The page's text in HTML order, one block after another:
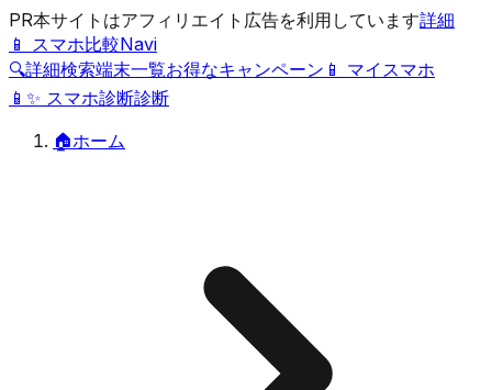
PR本サイトはアフィリエイト広告を利用しています詳細
📱 スマホ比較Navi
🔍詳細検索端末一覧お得なキャンペーン 📱 マイスマホ
📱 ✨ スマホ診断診断
🏠ホーム